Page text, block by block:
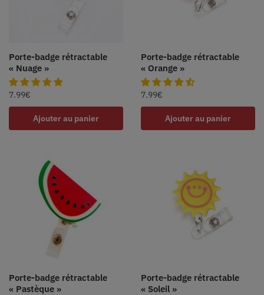
Porte-badge rétractable
« Nuage »
7.99€
Ajouter au panier
Porte-badge rétractable
« Orange »
7.99€
Ajouter au panier
Porte-badge rétractable
« Pastèque »
Porte-badge rétractable
« Soleil »